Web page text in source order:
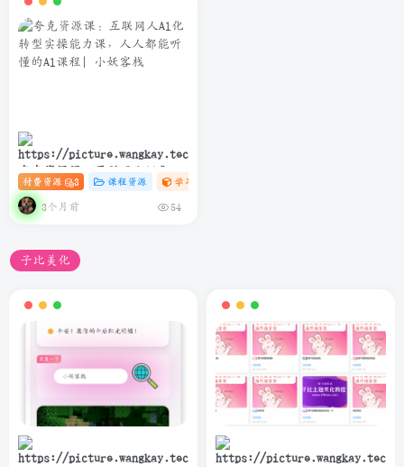
夸克资源课：互联网人Al化转
型实操能力课，人人都能听懂
的Al课程
付费资源 3 课程资源 学习资料课
3个月前 54
子比美化